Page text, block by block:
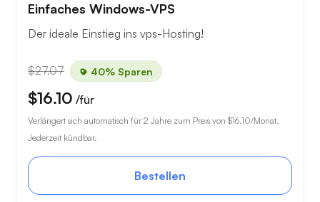
Einfaches Windows-VPS
Der ideale Einstieg ins vps-Hosting!
$27.07 40% Sparen
$16.10 /für
Verlängert sich automatisch für 2 Jahre zum Preis von $16.10/Monat.
Jederzeit kündbar.
Bestellen